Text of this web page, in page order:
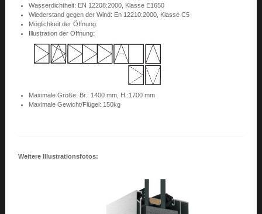
Wasserdichtheit: EN 12208:2000, Klasse E1650
Wiederstand gegen der Wind: En 12210:2000, Klasse C5
Möglichkeit der Öffnung:
Illustration der Öffnung:
Maximale Größe: Br.: 1400 mm, H.:1700 mm
Maximale Gewicht/Flügel: 150kg
Weitere Illustrationsfotos: